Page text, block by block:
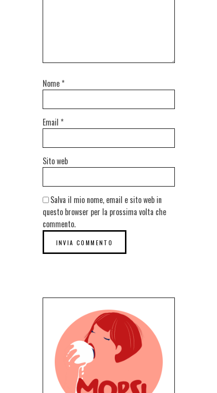
Nome *
Email *
Sito web
Salva il mio nome, email e sito web in
questo browser per la prossima volta che
commento.